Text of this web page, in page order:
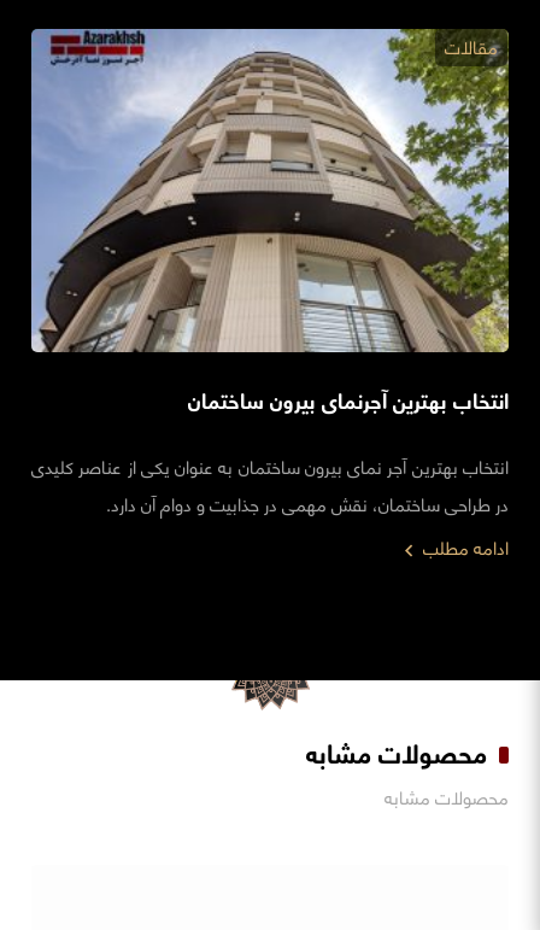
انتخاب بهترین آجرنمای بیرون ساختمان
انتخاب بهترین آجر نمای بیرون ساختمان به عنوان یکی از عناصر کلیدی
در طراحی ساختمان، نقش مهمی در جذابیت و دوام آن دارد.
مقالات
ادامه مطلب
محصولات مشابه
محصولات مشابه